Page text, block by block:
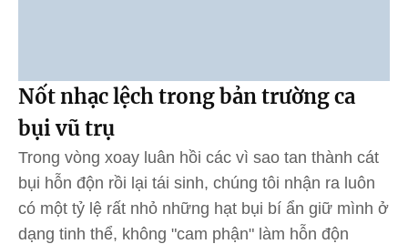
Nốt nhạc lệch trong bản trường ca
bụi vũ trụ
Trong vòng xoay luân hồi các vì sao tan thành cát
bụi hỗn độn rồi lại tái sinh, chúng tôi nhận ra luôn
có một tỷ lệ rất nhỏ những hạt bụi bí ẩn giữ mình ở
dạng tinh thể, không "cam phận" làm hỗn độn